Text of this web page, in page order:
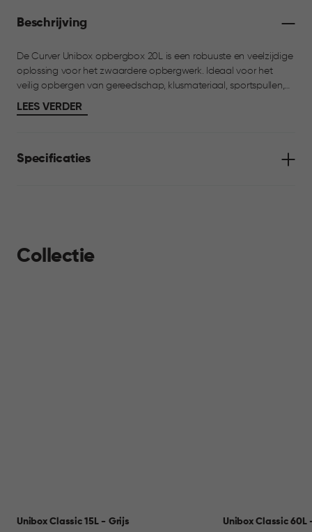
Beschrijving
De Curver Unibox opbergbox 20L is een robuuste en veelzijdige
oplossing voor het zwaardere opbergwerk. Ideaal voor het
veilig opbergen van gereedschap, klusmateriaal, sportspullen,
auto-accessoires of voorraad voor garage en berging. De box
is vervaardigd uit duurzame en milieuvriendelijke materialen en
comfortabel kunt verplaatsen. Dankzij het modulaire en
LEES VERDER
Specificaties
Collectie
Unibox Classic 15L - Grijs Unibox Classic 60L